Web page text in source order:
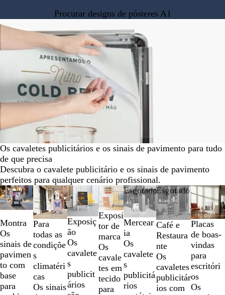
Procurar designs de pósteres A1
Os cavaletes publicitários e os sinais de pavimento para tudo
de que precisa
Descubra o cavalete publicitário e os sinais de pavimento
perfeitos para qualquer cenário profissional.
Novas opções
Montra
Os
sinais de
pavimen
to com
base
para
Para
todas as
condiçõe
s
climatéri
cas
Os sinais
Exposiç
ão
Os
cavalete
s
publicit
ários
Exposi
tor de
marca
Os
cavale
tes em
tecido
para
Esgotado
Mercear
ia
Os
cavalete
s
publicitá
rios
Esgotado
Café e
Restaura
nte
Os
cavaletes
publicitár
ios com
Placas
de boas-
vindas
para
escritóri
os
Os
Diapositivos
1
a
2
de
7